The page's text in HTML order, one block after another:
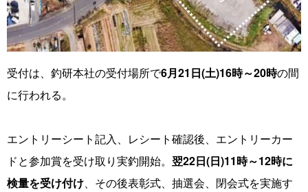
受付は、釣研本社の受付場所で6月21日(土)16時～20時の間
に行われる。
エントリーシート記入、レシート確認後、エントリーカー
ドと参加賞を受け取り実釣開始。 翌22日(日)11時～12時に
検量を受け付け、その後表彰式、抽選会、閉会式を実施す